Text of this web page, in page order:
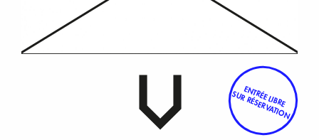
ENTRÉE LIBRE
SUR RÉSERVATION